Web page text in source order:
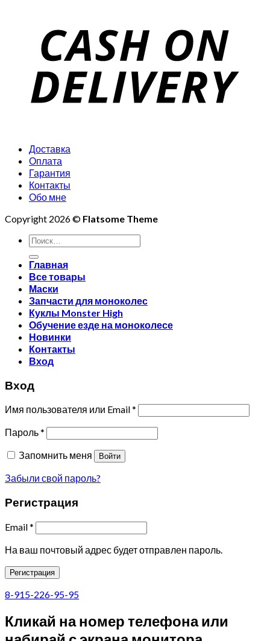
Доставка
Оплата
Гарантия
Контакты
Обо мне
Copyright 2026 © Flatsome Theme
Искать:
Главная
Все товары
Маски
Запчасти для моноколес
Куклы Monster High
Обучение езде на моноколесе
Новинки
Контакты
Вход
Вход
Имя пользователя или Email*
Пароль*
Запомнить меня
Войти
Забыли свой пароль?
Регистрация
Email*
На ваш почтовый адрес будет отправлен пароль.
Регистрация
8-915-226-95-95
Кликай на номер телефона или